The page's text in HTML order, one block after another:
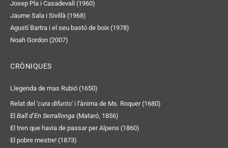
Josep Pla i Casadevall (1960)
Jaume Sala i Sivillà (1968)
Agustí Bartra i el seu bastó de boix (1978)
Noah Gordon (2007)
CRÒNIQUES
Llegenda de mas Rubió (1650)
Relat del 'cura difunto' i l'ànima de Ms. Roquer (1680)
El Ball d’En Serrallonga (Mataró, 1856)
El tren que havia de passar per Alpens (1860)
El pobre mestre! (1873)